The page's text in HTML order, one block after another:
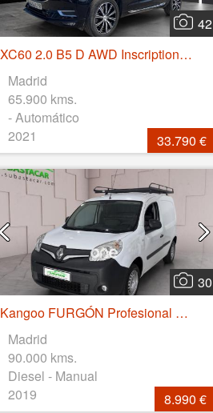
42
XC60 2.0 B5 D AWD Inscription Auto
Madrid
65.900 kms.
- Automático
2021
33.790 €
30
Kangoo FURGÓN Profesional dCi 55kW (75CV) Euro 6
Madrid
90.000 kms.
Diesel - Manual
2019
8.990 €